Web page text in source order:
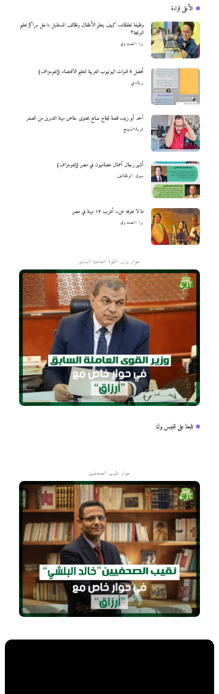
الأعلى قراءة
وظيفة لطفلك.. كيف يتعلم الأطفال وظائف المستقبل داخل مراكز تعليم
البرمجة؟
برا الصندوق
أفضل 4 قنوات اليوتيوب العربية لتعليم الاقتصاد (إنفوجراف)
ريادي
أحمد أبو زيد.. قصة نجاح صانع محتوى خاض مهنة التدوين من الصفر
فريلانسينج
أشهر رجال أعمال عصاميون في مصر (إنفوجراف)
سوق الوظائف
ما لا تعرفه عن.. أغرب ١٢ مهنة في مصر
برا الصندوق
حوار وزير القوة العاملة السابق
تابعنا على الفيس بوك
حوار نقيب الصحفيين